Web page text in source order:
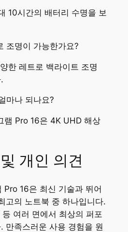
10시간의 배터리 수명을 보
조명이 가능한가요?
한 레트로 백라이트 조명
마나 되나요?
램 Pro 16은 4K UHD 해상
개인 의견
16은 최신 기술과 뛰어
고의 노트북 중 하나입니다.
여러 면에서 최상의 퍼포
만족스러운 사용 경험을 원